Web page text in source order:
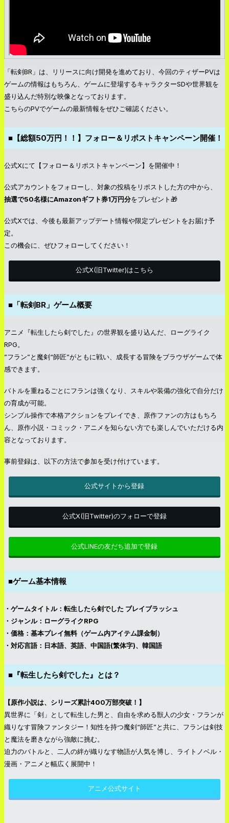
「転剣BR」は、リリースに向け開発を進めており、今回のティザーPVは
ゲームの情報はもちろん、ゲームに登場するキャラクターSDや世界観を
盛り込んだ特別な映像となっております。
こちらのPVでゲームの最新情報をぜひご確認ください。
■【総額50万円！！】フォロー＆リポストキャンペーン開催！
公式Xにて【フォロー＆リポストキャンペーン】を開催中！
公式アカウントをフォローし、対象の投稿をリポストした方の中から、
抽選で50名様にAmazonギフト券1万円分をプレゼント🎁
公式Xでは、今後も最新アップデート情報や限定プレゼントをお届け予
定。
この機会に、ぜひフォローしてください！
公式X(旧Twitter)はこちら
■ 「転剣BR」ゲーム概要
アニメ『転生したら剣でした』の世界観を盛り込んだ、ローグライク
RPG。
”フラン”と魔剣“師匠”がともに戦い、成長する冒険をブラウザゲームで体
感できます。
バトルを重ねるごとにフランは強くなり、スキルや装備の強化で自分だけ
の育成が可能。
シンプル操作で本格アクションをプレイでき、原作ファンの方はもちろ
ん、原作小説・コミック・アニメを知らない方でも楽しんでいただける内
容となっております。
事前登録は、以下の方法で参加を受け付けています。
公式サイトから登録
公式X(旧Twitter)のフォローで登録
公式LINEの友だち追加で登録
■ゲーム基本情報
・ゲームタイトル：転生したら剣でした ブレイブラッシュ
・ジャンル：ローグライクRPG
・価格：基本プレイ無料（ゲーム内アイテム課金制）
・対応言語：日本語、英語、中国語(繁体字)、韓国語
■『転生したら剣でした』とは？
【原作小説は、シリーズ累計400万部突破！】
異世界に「剣」として転生した男と、自由を求める獣人の少女・フランが
織りなす冒険ファンタジー！知性を持つ魔剣“師匠”と共に、フランは剣技
と魔法を磨きながら強敵に挑む。
迫力のバトルと、二人の絆が織りなす物語が人気を博し、ライトノベル・
漫画・アニメと幅広く展開中！
アニメ公式サイト